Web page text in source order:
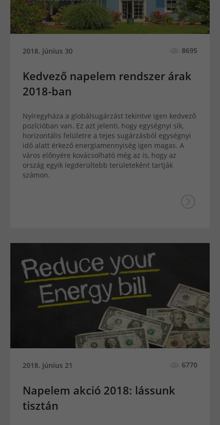
2018. június 30 8695
Kedvező napelem rendszer árak
2018-ban
Nyíregyháza a globálsugárzást tekintve igen kedvező
pozícióban van. Ez azt jelenti, hogy egységnyi sík,
horizontális felületre a tejes sugárzásból egységnyi
idő alatt érkező energiamennyiség igen magas. A
város előnyére kovácsolható még az is, hogy az
ország egyik legderültebb területeként tartják
számon.
2018. június 21 6770
Napelem akció 2018: lássunk
tisztán